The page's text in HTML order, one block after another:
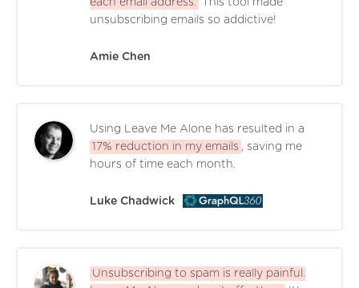
unsubscribing emails so addictive!
Amie Chen
Using Leave Me Alone has resulted in a
17% reduction in my emails
, saving me
hours of time each month.
Luke Chadwick
Unsubscribing to spam is really painful.